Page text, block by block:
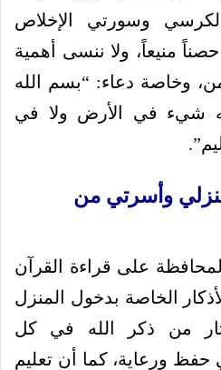
وسورتي الإخلاص
منيعاً، ولا ننسى أهمية
وخاصة دعاء: “بسم الله
شيء في الأرض ولا في
وأسرتي من
على قراءة القرآن
الخاصة بدخول المنزل
من ذكر الله في كل
حفظ ورعاية، كما أن تعليم